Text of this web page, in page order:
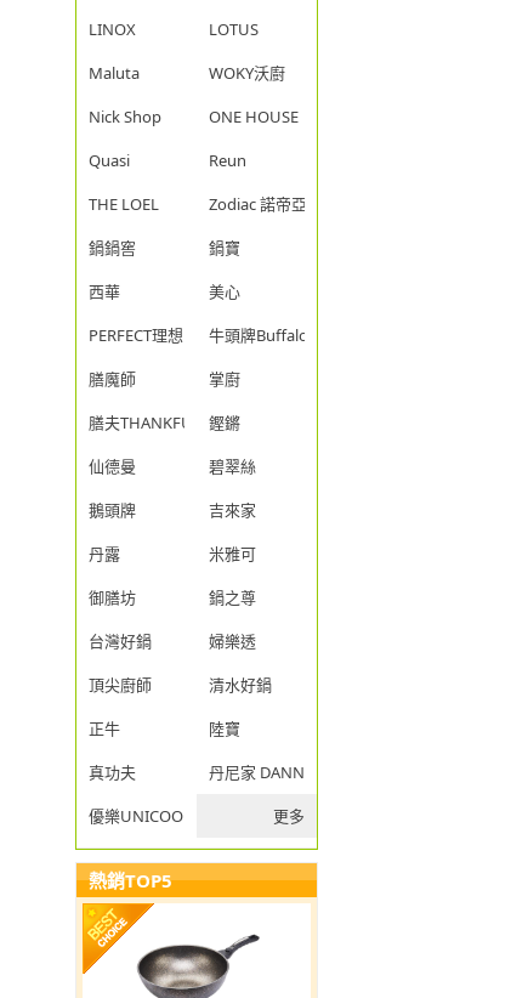
LINOX
LOTUS
Maluta
WOKY沃廚
Nick Shop
ONE HOUSE
Quasi
Reun
THE LOEL
Zodiac 諾帝亞
鍋鍋窖
鍋寶
西華
美心
PERFECT理想
牛頭牌Buffalo
膳魔師
掌廚
膳夫THANKFUL
鏗鏘
仙德曼
碧翠絲
鵝頭牌
吉來家
丹露
米雅可
御膳坊
鍋之尊
台灣好鍋
婦樂透
頂尖廚師
清水好鍋
正牛
陸寶
真功夫
丹尼家 DANNY JIA
優樂UNICOOK
更多
熱銷TOP5